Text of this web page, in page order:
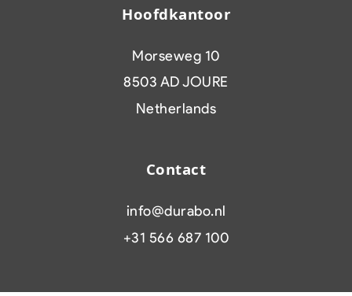
Hoofdkantoor
Morseweg 10
8503 AD JOURE
Netherlands
Contact
info@durabo.nl
+31 566 687 100